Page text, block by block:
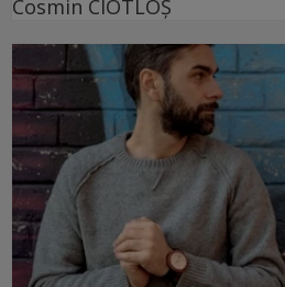
Cosmin CIOTLOŞ